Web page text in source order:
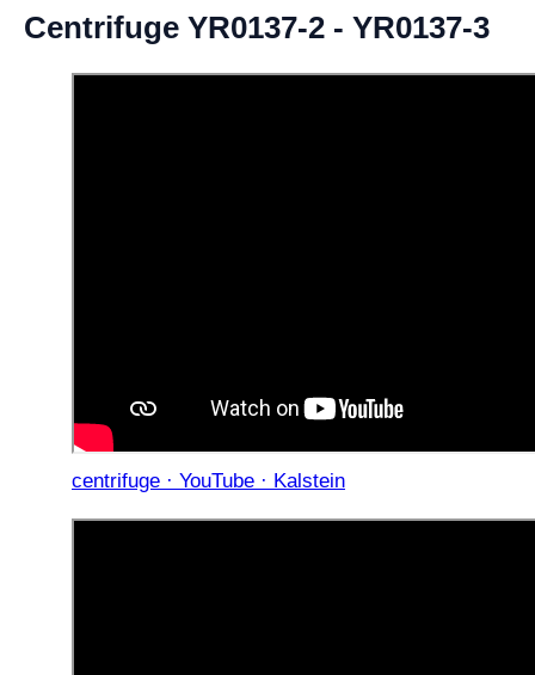
Centrifuge YR0137-2 - YR0137-3
centrifuge · YouTube · Kalstein